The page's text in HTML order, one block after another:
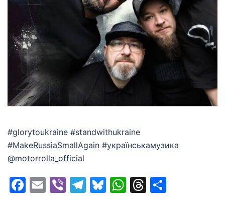
#glorytoukraine #standwithukraine
#MakeRussiaSmallAgain #українськамузика
@motorrolla_official
Facebook
EmailViberTelegram
Bluesky
WhatsApp
Threads